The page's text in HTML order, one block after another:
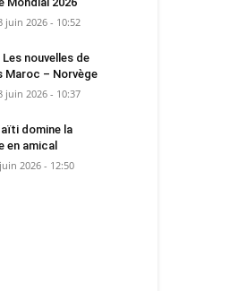
juin 2026 - 10:52
Les nouvelles de
Maroc – Norvège
juin 2026 - 10:37
domine la
en amical
2026 - 12:50